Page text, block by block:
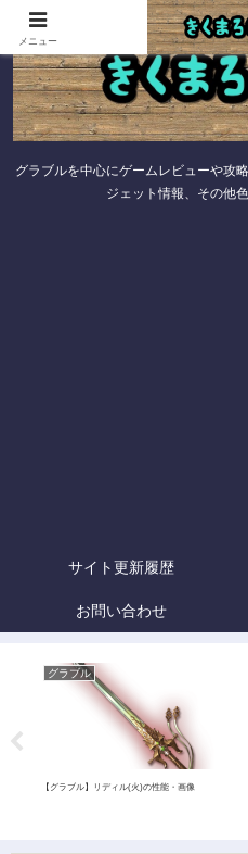
グラブルを中心にゲームレビューや攻
ジェット情報、その他
サイト更新履歴
お問い合わせ
グラブル
【グラブル】リディル(火)の性能・画像
メニュー